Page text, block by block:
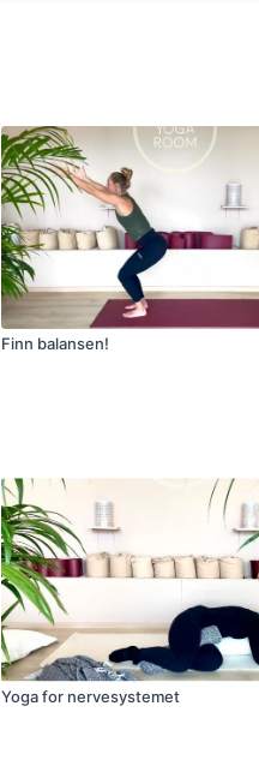
Finn balansen!
Yoga for nervesystemet